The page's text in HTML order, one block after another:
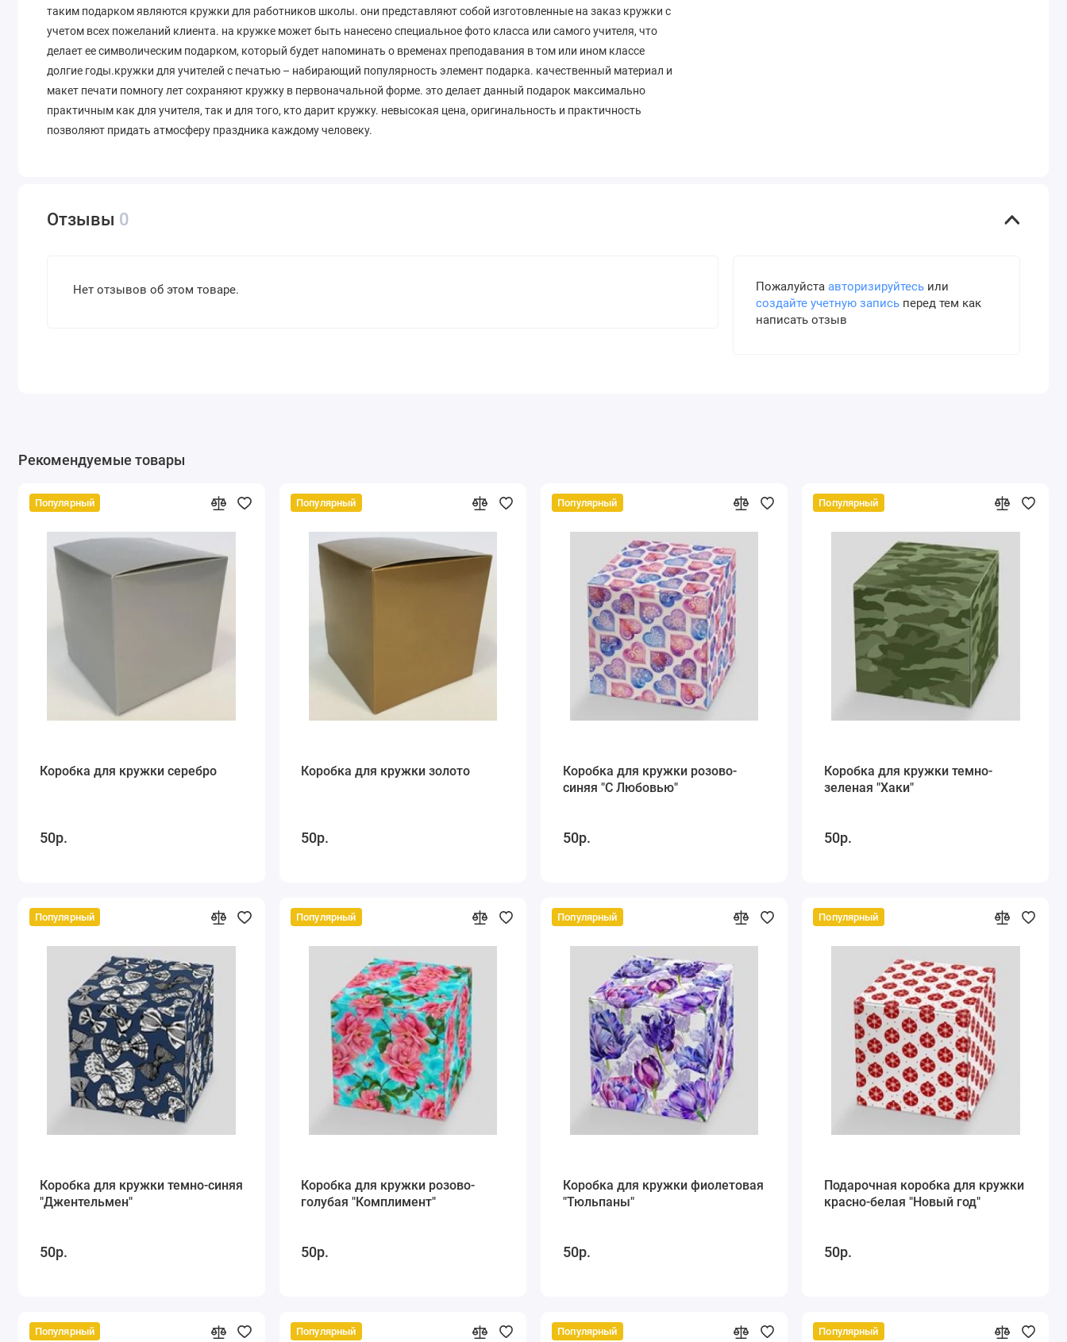
таким подарком являются кружки для работников школы. они представляют собой изготовленные на заказ кружки с
учетом всех пожеланий клиента. на кружке может быть нанесено специальное фото класса или самого учителя, что
делает ее символическим подарком, который будет напоминать о временах преподавания в том или ином классе
долгие годы.кружки для учителей с печатью – набирающий популярность элемент подарка. качественный материал и
макет печати помногу лет сохраняют кружку в первоначальной форме. это делает данный подарок максимально
практичным как для учителя, так и для того, кто дарит кружку. невысокая цена, оригинальность и практичность
позволяют придать атмосферу праздника каждому человеку.
Отзывы 0
Нет отзывов об этом товаре. Пожалуйста авторизируйтесьили
создайте учетную записьперед тем как
написать отзыв
Рекомендуемые товары
Популярный
Коробка для кружки серебро
50р.
Популярный
Коробка для кружки золото
50р.
Популярный
Коробка для кружки розово-
синяя "С Любовью"
50р.
Популярный
Коробка для кружки темно-
зеленая "Хаки"
50р.
Популярный
Коробка для кружки темно-синяя
"Джентельмен"
50р.
Популярный
Коробка для кружки розово-
голубая "Комплимент"
50р.
Популярный
Коробка для кружки фиолетовая
"Тюльпаны"
50р.
Популярный
Подарочная коробка для кружки
красно-белая "Новый год"
50р.
Популярный Популярный Популярный Популярный